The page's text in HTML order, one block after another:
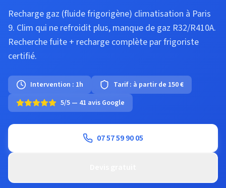
Recharge gaz (fluide frigorigène) climatisation à Paris
9. Clim qui ne refroidit plus, manque de gaz R32/R410A.
Recherche fuite + recharge complète par frigoriste
certifié.
Intervention : 1h Tarif : à partir de 150 €
5/5 — 41 avis Google
07 57 59 90 05